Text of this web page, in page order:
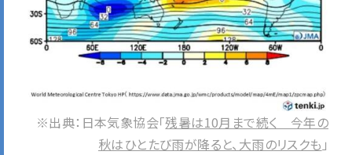
※出典：日本気象協会「残暑は10月まで続く 今年の
秋はひとたび雨が降ると、大雨のリスクも 」